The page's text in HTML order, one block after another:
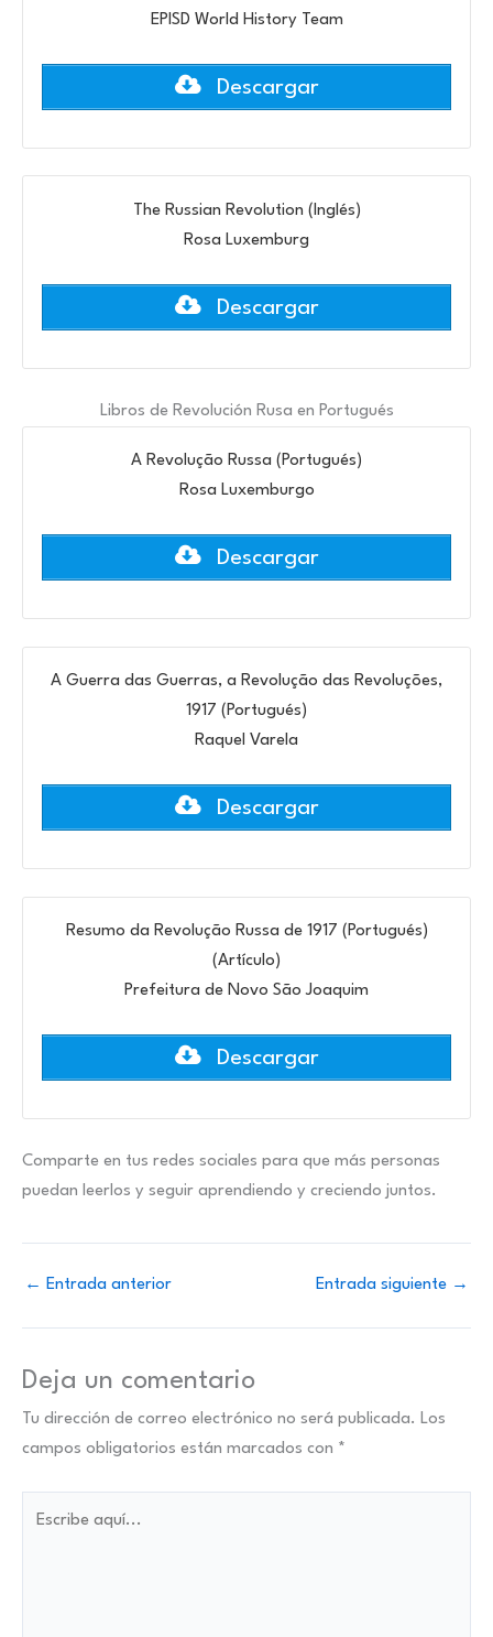
EPISD World History Team
Descargar
The Russian Revolution (Inglés)
Rosa Luxemburg
Descargar
Libros de Revolución Rusa en Portugués
A Revolução Russa (Portugués)
Rosa Luxemburgo
Descargar
A Guerra das Guerras, a Revolução das Revoluções,
1917 (Portugués)
Raquel Varela
Descargar
Resumo da Revolução Russa de 1917 (Portugués)
(Artículo)
Prefeitura de Novo São Joaquim
Descargar
Comparte en tus redes sociales para que más personas
puedan leerlos y seguir aprendiendo y creciendo juntos.
← Entrada anterior Entrada siguiente →
Deja un comentario
Tu dirección de correo electrónico no será publicada. Los
campos obligatorios están marcados con *